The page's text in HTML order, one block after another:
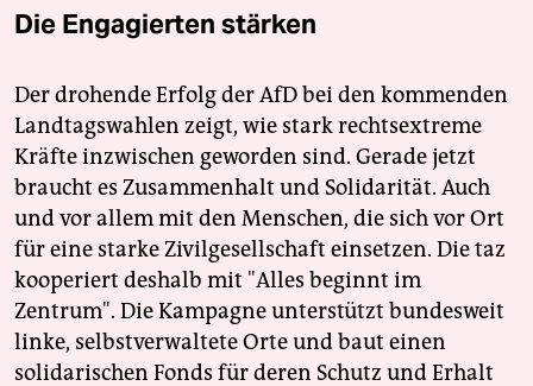
Die Engagierten stärken
Der drohende Erfolg der AfD bei den kommenden
Landtagswahlen zeigt, wie stark rechtsextreme
Kräfte inzwischen geworden sind. Gerade jetzt
braucht es Zusammenhalt und Solidarität. Auch
und vor allem mit den Menschen, die sich vor Ort
für eine starke Zivilgesellschaft einsetzen. Die taz
kooperiert deshalb mit "Alles beginnt im
Zentrum". Die Kampagne unterstützt bundesweit
linke, selbstverwaltete Orte und baut einen
solidarischen Fonds für deren Schutz und Erhalt